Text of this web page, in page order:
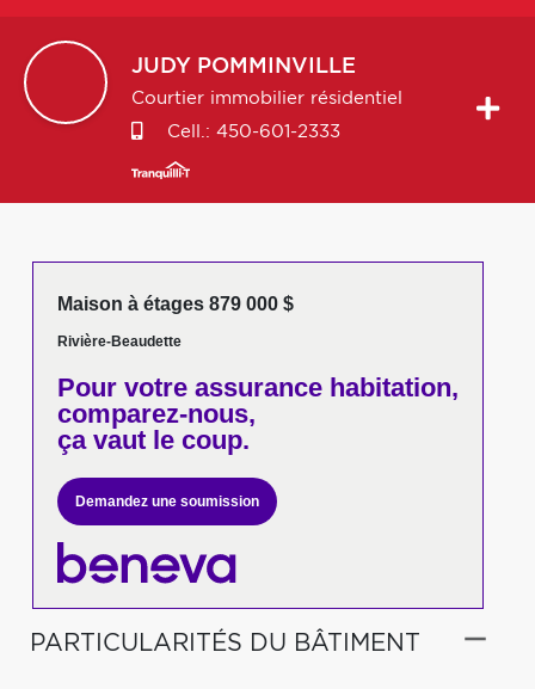
JUDY POMMINVILLE
Courtier immobilier résidentiel
Cell.: 450-601-2333
Maison à étages 879 000 $
Rivière-Beaudette
Pour votreassurance habitation,
comparez-nous,
ça vaut le coup.
Demandez une soumission
PARTICULARITÉS DU BÂTIMENT